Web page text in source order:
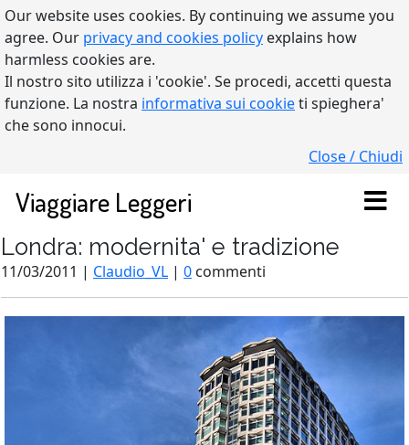
Our website uses cookies. By continuing we assume you
agree. Our privacy and cookies policy explains how
harmless cookies are.
Il nostro sito utilizza i 'cookie'. Se procedi, accetti questa
funzione. La nostra informativa sui cookieti spieghera'
che sono innocui.
Close / Chiudi
Viaggiare Leggeri
Londra: modernita' e tradizione
11/03/2011 | Claudio_VL | 0 commenti